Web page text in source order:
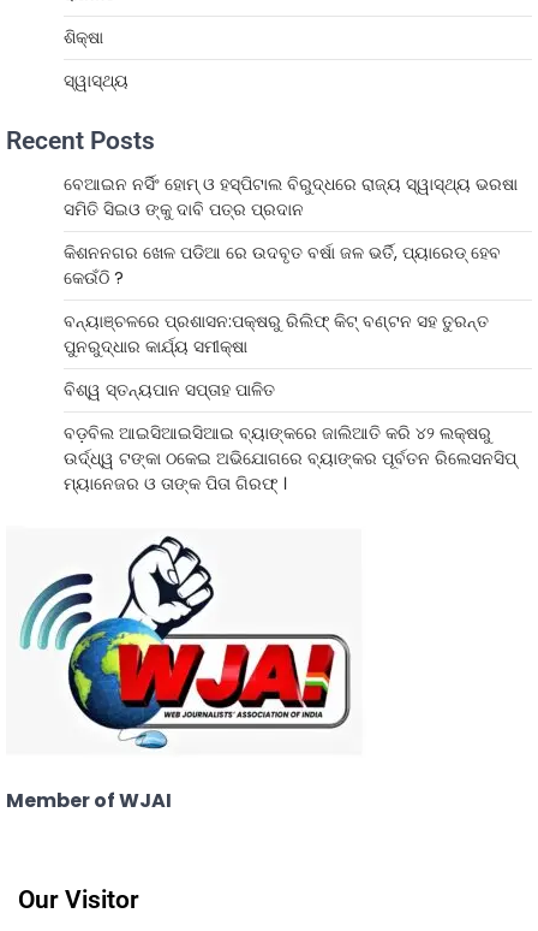
ଶିକ୍ଷା
ସ୍ୱାସ୍ଥ୍ୟ
Recent Posts
ବେଆଇନ ନର୍ସିଂ ହୋମ୍ ଓ ହସ୍ପିଟାଲ ବିରୁଦ୍ଧରେ ରାଜ୍ୟ ସ୍ୱାସ୍ଥ୍ୟ ଭରଷା
ସମିତି ସିଇଓ ଙ୍କୁ ଦାବି ପତ୍ର ପ୍ରଦାନ
କିଶନନଗର ଖେଳ ପଡିଆ ରେ ଉଦବୃତ ବର୍ଷା ଜଳ ଭର୍ତି, ପ୍ୟାରେଡ୍ ହେବ
କେଉଁଠି ?
ବନ୍ୟାଞ୍ଚଳରେ ପ୍ରଶାସନ:ପକ୍ଷରୁ ରିଲିଫ୍ କିଟ୍ ବଣ୍ଟନ ସହ ତୁରନ୍ତ
ପୁନରୁଦ୍ଧାର କାର୍ଯ୍ୟ ସମୀକ୍ଷା
ବିଶ୍ୱ ସ୍ତନ୍ୟପାନ ସପ୍ତାହ ପାଳିତ
ବଡ଼ବିଲ ଆଇସିଆଇସିଆଇ ବ୍ୟାଙ୍କରେ ଜାଲିଆତି କରି ୪୨ ଲକ୍ଷରୁ
ଉର୍ଦ୍ଧ୍ୱ ଟଙ୍କା ଠକେଇ ଅଭିଯୋଗରେ ବ୍ୟାଙ୍କର ପୂର୍ବତନ ରିଲେସନସିପ୍
ମ୍ୟାନେଜର ଓ ତାଙ୍କ ପିତା ଗିରଫ୍ ।
Member of WJAI
Our Visitor